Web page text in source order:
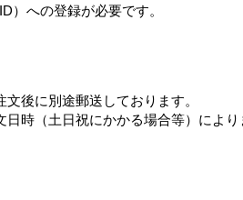
）への登録が必要です。
後に別途郵送しております。
時（土日祝にかかる場合等）によ